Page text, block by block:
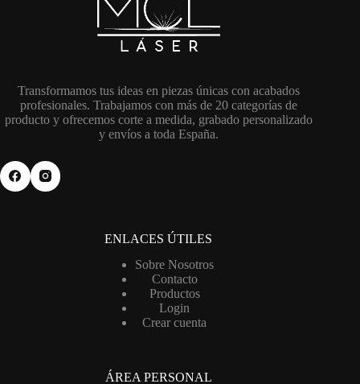
Transformamos tus ideas en piezas únicas con acabados
profesionales. Trabajamos con más de 20 categorías de
producto y ofrecemos corte a medida, grabado personalizado
y envíos a toda España.
ENLACES ÚTILES
Sobre Nosotros
Contacto
Productos
Login
Crear cuenta
ÁREA PERSONAL